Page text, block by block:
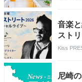
音楽
スト
Kiss
尼崎